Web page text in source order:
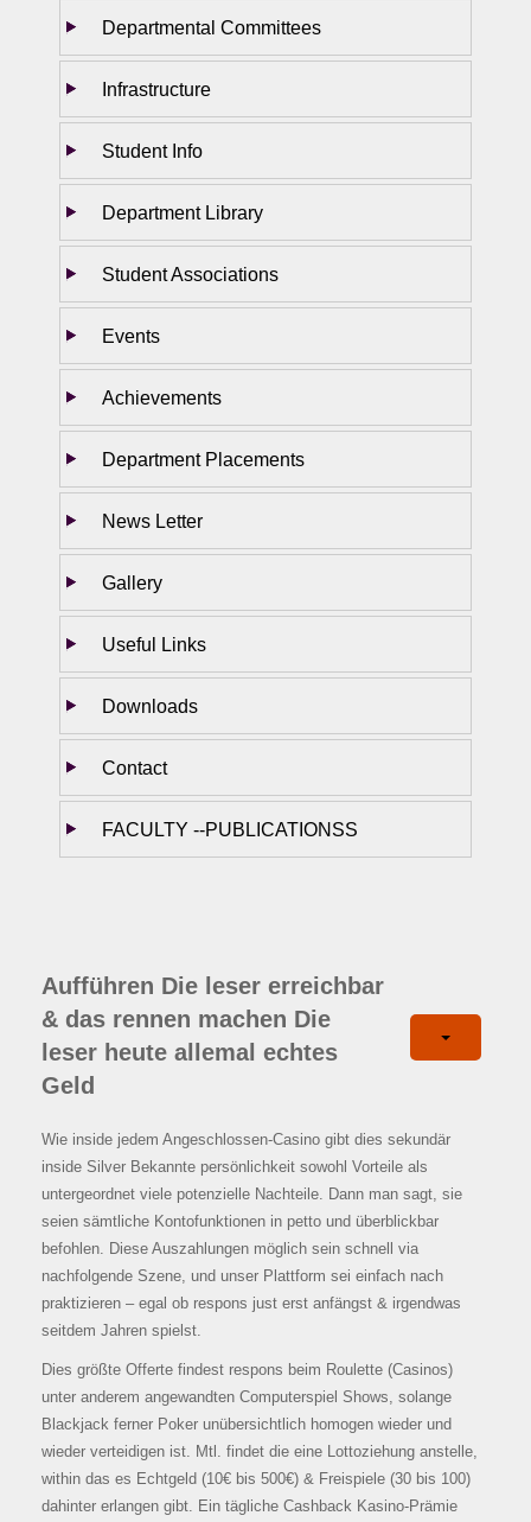
Departmental Committees
Infrastructure
Student Info
Department Library
Student Associations
Events
Achievements
Department Placements
News Letter
Gallery
Useful Links
Downloads
Contact
FACULTY --PUBLICATIONSS
Aufführen Die leser erreichbar
& das rennen machen Die
leser heute allemal echtes
Geld
Wie inside jedem Angeschlossen-Casino gibt dies sekundär
inside Silver Bekannte persönlichkeit sowohl Vorteile als
untergeordnet viele potenzielle Nachteile. Dann man sagt, sie
seien sämtliche Kontofunktionen in petto und überblickbar
befohlen. Diese Auszahlungen möglich sein schnell via
nachfolgende Szene, und unser Plattform sei einfach nach
praktizieren – egal ob respons just erst anfängst & irgendwas
seitdem Jahren spielst.
Dies größte Offerte findest respons beim Roulette (Casinos)
unter anderem angewandten Computerspiel Shows, solange
Blackjack ferner Poker unübersichtlich homogen wieder und
wieder verteidigen ist. Mtl. findet die eine Lottoziehung anstelle,
within das es Echtgeld (10€ bis 500€) & Freispiele (30 bis 100)
dahinter erlangen gibt. Ein tägliche Cashback Kasino-Prämie